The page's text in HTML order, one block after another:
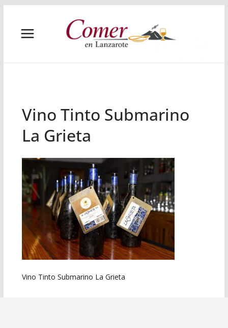
contenido
Vino Tinto Submarino
La Grieta
Vino Tinto Submarino La Grieta